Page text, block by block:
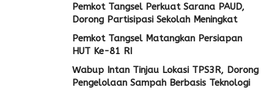
Pemkot Tangsel Perkuat Sarana PAUD,
Dorong Partisipasi Sekolah Meningkat
Pemkot Tangsel Matangkan Persiapan
HUT Ke-81 RI
Wabup Intan Tinjau Lokasi TPS3R, Dorong
Pengelolaan Sampah Berbasis Teknologi